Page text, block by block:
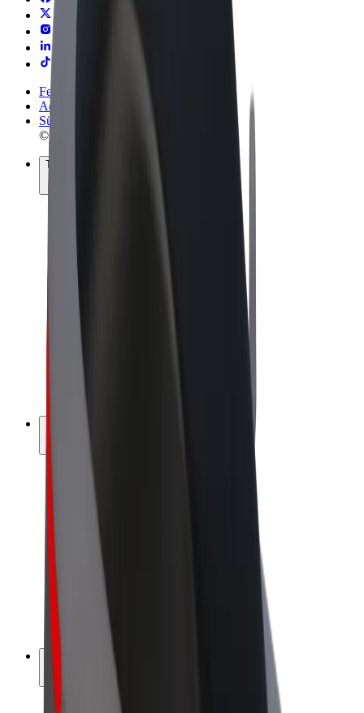
Felhasználási feltételek
Adatvédelem
Sütik
© 2026 Bolt Technology OÜ
Termékek
Bolt Food
Bolt Drive
Bolt cégeknek
Bolt Plus
Bolt Food kereskedők
Franchise-ok
A Bolt-ról